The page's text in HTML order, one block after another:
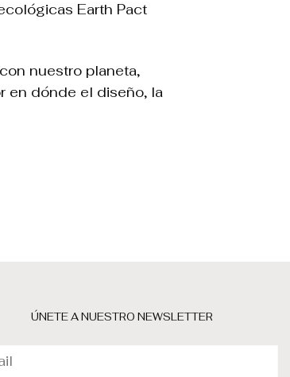
Earth Pact
nuestro planeta,
en dónde el diseño, la
ÚNETE A NUESTRO NEWSLETTER